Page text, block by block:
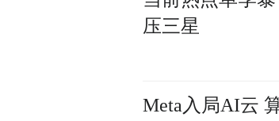
压三星
Meta入局AI云